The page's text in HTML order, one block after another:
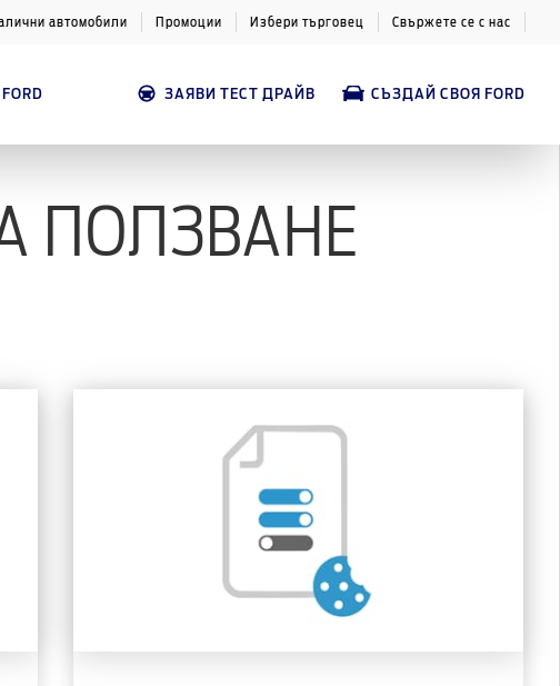
автомобили Промоции Избери търговец Свържете се с нас
ЗАЯВИ ТЕСТ ДРАЙВ СЪЗДАЙ СВОЯ FORD
ПОЛЗВАНЕ